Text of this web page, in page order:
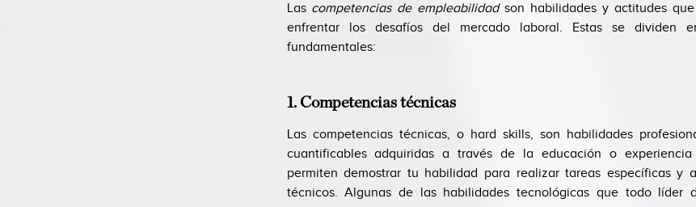
Las competencias de empleabilidadson habilidades y actitudes
enfrentar los desafíos del mercado laboral. Estas se dividen
fundamentales:
1. Competencias técnicas
Las competencias técnicas, o hard skills, son habilidades
cuantificables adquiridas a través de la educación o
permiten demostrar tu habilidad para realizar tareas específicas y
técnicos. Algunas de las habilidades tecnológicas que todo líder